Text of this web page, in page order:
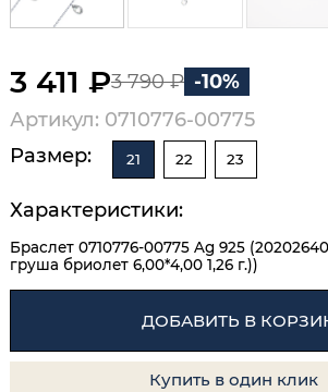
3 411 ₽3 790 ₽ -10%
Артикул: 0710776-00775
Размер:
21 22 23
Характеристики:
Браслет 0710776-00775 Ag 925
груша бриолет 6,00*4,00 1,26 г.))
ДОБАВИТЬ В
Купить в один клик